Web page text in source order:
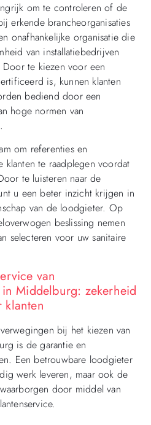
om te controleren of de
erkende brancheorganisaties
onafhankelijke organisatie die
van installatiebedrijven
te kiezen voor een
is, kunnen klanten
bediend door een
hoge normen van
om referenties en
klanten te raadplegen voordat
te luisteren naar de
u een beter inzicht krijgen in
van de loodgieter. Op
beslissing nemen
selecteren voor uw sanitaire
van
Middelburg: zekerheid
klanten
bij het kiezen van
is de garantie en
Een betrouwbare loodgieter
werk leveren, maar ook de
door middel van